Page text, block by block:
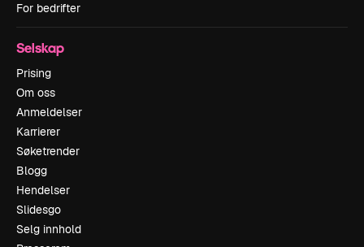
For bedrifter
Selskap
Prising
Om oss
Anmeldelser
Karrierer
Søketrender
Blogg
Hendelser
Slidesgo
Selg innhold